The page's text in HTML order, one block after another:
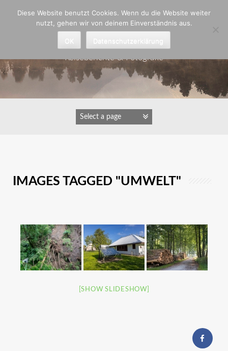
Astrid Padberg
Reiseberichte & Fotografie
IMAGES TAGGED "UMWELT"
[SHOW SLIDESHOW]
Diese Website benutzt Cookies. Wenn du die Website weiter
nutzt, gehen wir von deinem Einverständnis aus.